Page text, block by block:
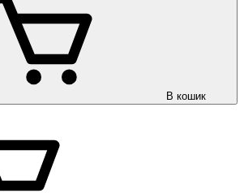
В кошик